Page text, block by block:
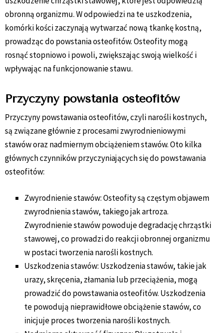
obronną organizmu. W odpowiedzi na te uszkodzenia,
komórki kości zaczynają wytwarzać nową tkankę kostną,
prowadząc do powstania osteofitów. Osteofity mogą
rosnąć stopniowo i powoli, zwiększając swoją wielkość i
wpływając na funkcjonowanie stawu.
Przyczyny powstania osteofitów
Przyczyny powstawania osteofitów, czyli narośli kostnych,
są związane głównie z procesami zwyrodnieniowymi
stawów oraz nadmiernym obciążeniem stawów. Oto kilka
głównych czynników przyczyniających się do powstawania
osteofitów:
Zwyrodnienie stawów: Osteofity są częstym objawem
zwyrodnienia stawów, takiego jak artroza.
Zwyrodnienie stawów powoduje degradację chrząstki
stawowej, co prowadzi do reakcji obronnej organizmu
w postaci tworzenia narośli kostnych.
Uszkodzenia stawów: Uszkodzenia stawów, takie jak
urazy, skręcenia, złamania lub przeciążenia, mogą
prowadzić do powstawania osteofitów. Uszkodzenia
te powodują nieprawidłowe obciążenie stawów, co
inicjuje proces tworzenia narośli kostnych.